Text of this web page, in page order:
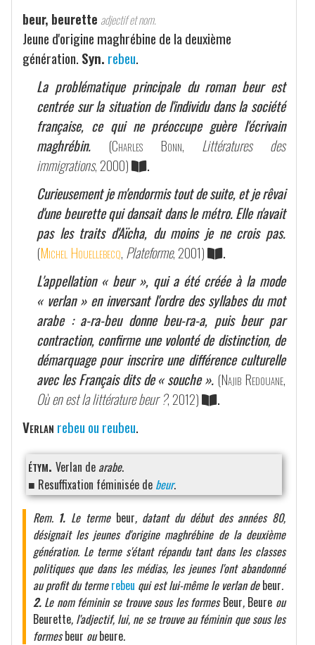
beur, beurette adjectif et nom.
Jeune d'origine maghrébine de la deuxième
génération. Syn. rebeu.
La problématique principale du roman beur est
centrée sur la situation de l'individu dans la société
française, ce qui ne préoccupe guère l'écrivain
maghrébin.
(Charles Bonn, Littératures des
immigrations, 2000)
.
Curieusement je m'endormis tout de suite, et je rêvai
d'une beurette qui dansait dans le métro. Elle n'avait
pas les traits d'Aïcha, du moins je ne crois pas.
(Michel Houellebecq, Plateforme, 2001)
.
L'appellation « beur », qui a été créée à la mode
« verlan » en inversant l'ordre des syllabes du mot
arabe: a-ra-beudonne beu-ra-a, puis beurpar
contraction, confirme une volonté de distinction, de
démarquage pour inscrire une différence culturelle
avec les Français dits de « souche ». (Najib Redouane,
Où en est la littérature beur ?, 2012)
.
Verlan rebeu ou reubeu.
étym. Verlan de arabe.
■ Resuffixation féminisée de beur.
Rem. 1. Le terme beur, datant du début des années 80,
désignait les jeunes d'origine maghrébine de la deuxième
génération. Le terme s'étant répandu tant dans les classes
politiques que dans les médias, les jeunes l'ont abandonné
au profit du termerebeu qui est lui-même le verlan debeur.
2.Le nom féminin se trouve sous les formesBeur, Beure ou
Beurette, l'adjectif, lui, ne se trouve au féminin que sous les
formesbeur oubeure.